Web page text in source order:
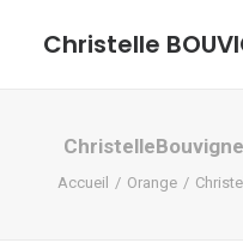
Christelle
GRAPHISME ET ILLUSTRATIONS
DESSINS ET PASTELS
Accueil Orange